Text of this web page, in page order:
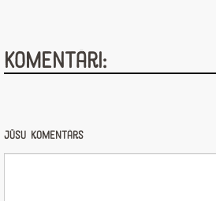
Komentāri:
Jūsu komentārs